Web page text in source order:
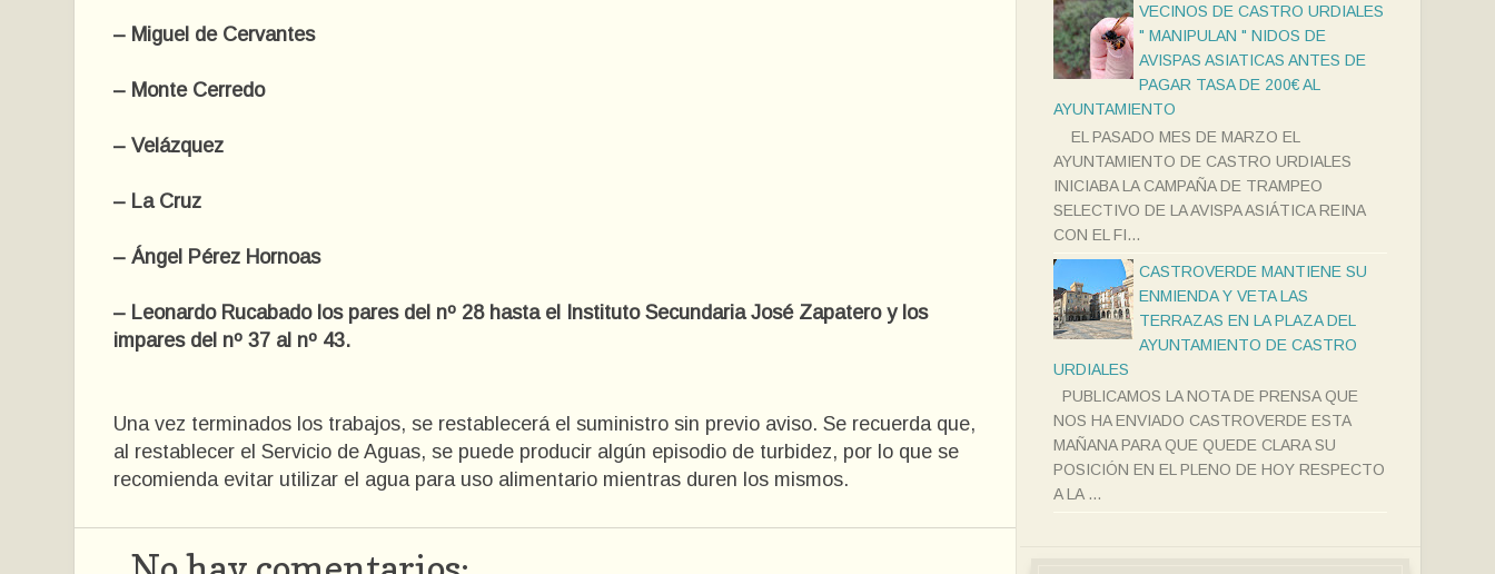
– Miguel de Cervantes
– Monte Cerredo
– Velázquez
– La Cruz
– Ángel Pérez Hornoas
– Leonardo Rucabado los pares del nº 28 hasta el Instituto Secundaria José Zapatero y los
impares del nº 37 al nº 43.
Una vez terminados los trabajos, se restablecerá el suministro sin previo aviso. Se recuerda que,
al restablecer el Servicio de Aguas, se puede producir algún episodio de turbidez, por lo que se
recomienda evitar utilizar el agua para uso alimentario mientras duren los mismos.
VECINOS DE CASTRO URDIALES
" MANIPULAN " NIDOS DE
AVISPAS ASIATICAS ANTES DE
PAGAR TASA DE 200€ AL
AYUNTAMIENTO
EL PASADO MES DE MARZO EL
AYUNTAMIENTO DE CASTRO URDIALES
INICIABA LA CAMPAÑA DE TRAMPEO
SELECTIVO DE LA AVISPA ASIÁTICA REINA
CON EL FI...
CASTROVERDE MANTIENE SU
ENMIENDA Y VETA LAS
TERRAZAS EN LA PLAZA DEL
AYUNTAMIENTO DE CASTRO
URDIALES
PUBLICAMOS LA NOTA DE PRENSA QUE
NOS HA ENVIADO CASTROVERDE ESTA
MAÑANA PARA QUE QUEDE CLARA SU
POSICIÓN EN EL PLENO DE HOY RESPECTO
A LA ...